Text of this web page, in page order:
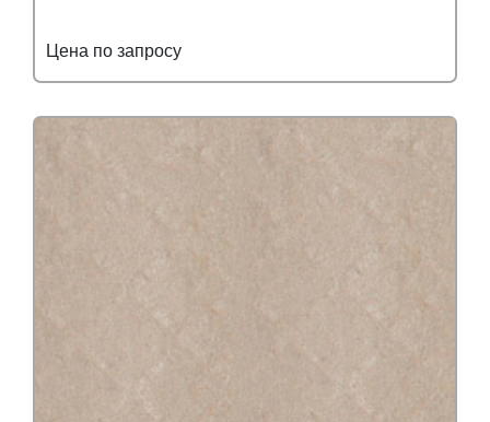
Цена по запросу